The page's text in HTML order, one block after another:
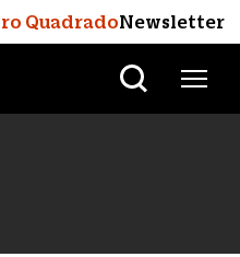
QuadradoNewsletter